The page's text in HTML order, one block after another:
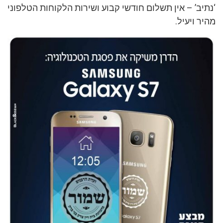
‘נתיב’ – אין תשלום חודשי קבוע ושירות הלקוחות הטלפוני
מהיר ויעיל.